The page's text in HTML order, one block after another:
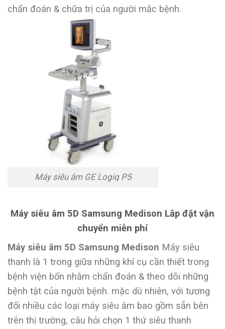
chẩn đoán & chữa trị của người mắc bệnh.
Máy siêu âm GE Logiq P5
Máy siêu âm 5D Samsung Medison Lắp đặt vận
chuyển miễn phí
Máy siêu âm 5D Samsung Medison Máy siêu
thanh là 1 trong giữa những khí cụ cần thiết trong
bệnh viện bốn nhằm chẩn đoán & theo dõi những
bệnh tật của người bệnh. mặc dù nhiên, với tương
đối nhiều các loại máy siêu âm bao gồm sẵn bên
trên thị trường, câu hỏi chọn 1 thứ siêu thanh